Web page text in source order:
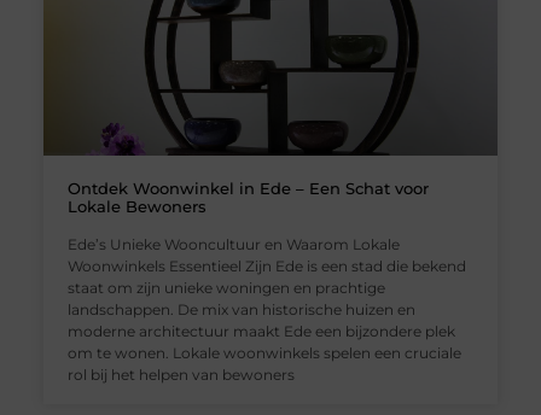
Ontdek Woonwinkel in Ede – Een Schat voor
Lokale Bewoners
Ede’s Unieke Wooncultuur en Waarom Lokale
Woonwinkels Essentieel Zijn Ede is een stad die bekend
staat om zijn unieke woningen en prachtige
landschappen. De mix van historische huizen en
moderne architectuur maakt Ede een bijzondere plek
om te wonen. Lokale woonwinkels spelen een cruciale
rol bij het helpen van bewoners